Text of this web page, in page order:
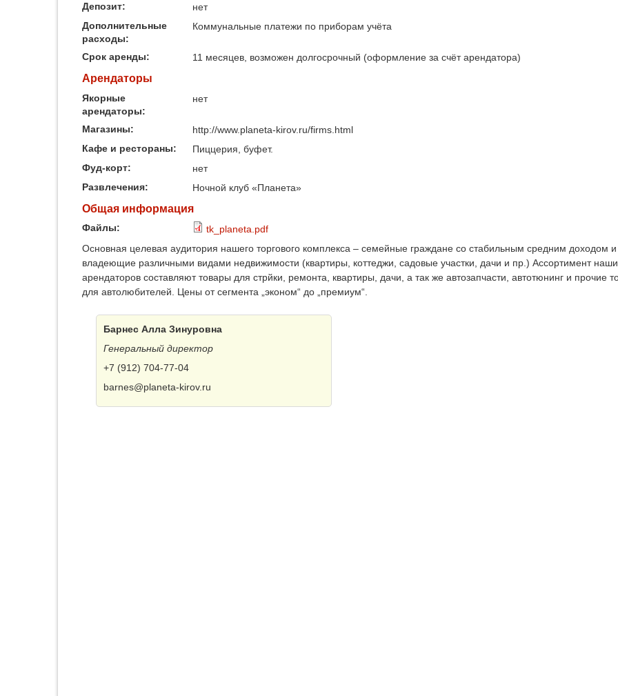
Депозит:
нет
Дополнительные
расходы:
Коммунальные платежи по приборам учёта
Срок аренды: 11 месяцев, возможен долгосрочный (оформление за счёт арендатора)
Арендаторы
Якорные
арендаторы:
нет
Магазины:
http://www.planeta-kirov.ru/firms.html
Кафе и рестораны:
Пиццерия, буфет.
Фуд-корт:
нет
Развлечения:
Ночной клуб «Планета»
Общая информация
Файлы:
tk_planeta.pdf
Основная целевая аудитория нашего торгового комплекса – семейные граждане со стабильным средним доходом
владеющие различными видами недвижимости (квартиры, коттеджи, садовые участки, дачи и пр.) Ассортимент
арендаторов составляют товары для стрйки, ремонта, квартиры, дачи, а так же автозапчасти, автотюнинг и прочие
для автолюбителей. Цены от сегмента „эконом“ до „премиум“.
Барнес Алла Зинуровна
Генеральный директор
+7 (912) 704-77-04
barnes@planeta-kirov.ru